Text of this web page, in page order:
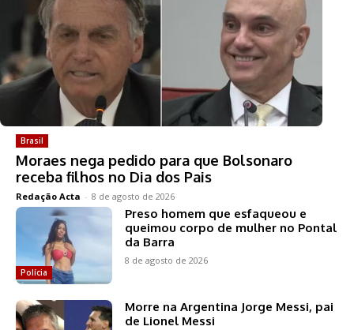
Brasil
Moraes nega pedido para que Bolsonaro
receba filhos no Dia dos Pais
Redação Acta - 8 de agosto de 2026
Polícia
Preso homem que esfaqueou e
queimou corpo de mulher no Pontal
da Barra
8 de agosto de 2026
Morre na Argentina Jorge Messi, pai
de Lionel Messi